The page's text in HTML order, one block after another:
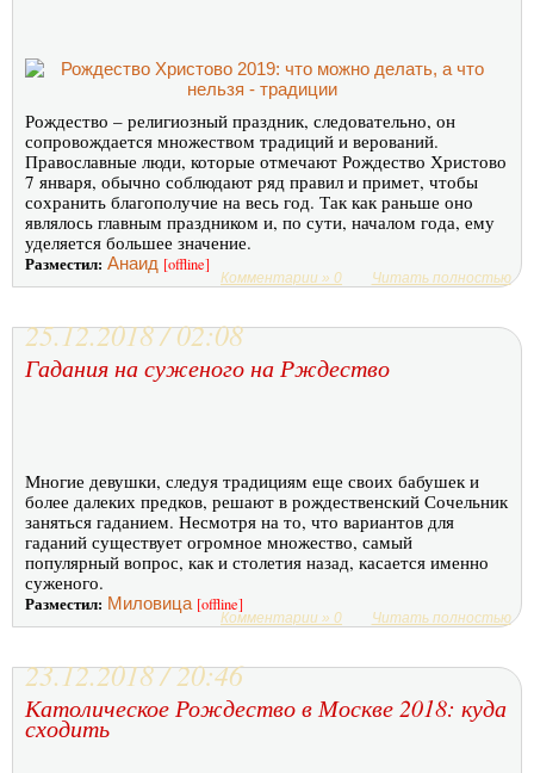
Рождество – религиозный праздник, следовательно, он
сопровождается множеством традиций и верований.
Православные люди, которые отмечают Рождество Христово
7 января, обычно соблюдают ряд правил и примет, чтобы
сохранить благополучие на весь год. Так как раньше оно
являлось главным праздником и, по сути, началом года, ему
уделяется большее значение.
Разместил: Анаид [offline]
Комментарии » 0 Читать полностью
25.12.2018 / 02:08
Гадания на суженого на Рждество
Многие девушки, следуя традициям еще своих бабушек и
более далеких предков, решают в рождественский Сочельник
заняться гаданием. Несмотря на то, что вариантов для
гаданий существует огромное множество, самый
популярный вопрос, как и столетия назад, касается именно
суженого.
Разместил: Миловица [offline]
Комментарии » 0 Читать полностью
23.12.2018 / 20:46
Католическое Рождество в Москве 2018: куда
сходить